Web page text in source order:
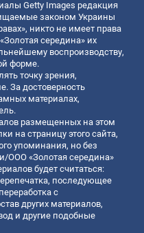
Getty Images редакция
законом Украины
никто не имеет права
середина» их
воспроизводству,
форме.
точку зрения,
За достоверность
материалах,
размещенных на этом
на страницу этого сайта,
упоминания, но без
ООО «Золотая середина»
будет считаться:
последующее
с
других материалов,
и другие подобные